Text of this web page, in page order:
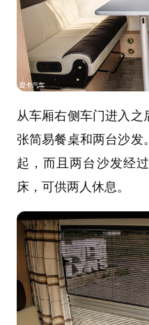
从车厢右侧车门进入之
张简易餐桌和两台沙发
起，而且两台沙发经
床，可供两人休息。